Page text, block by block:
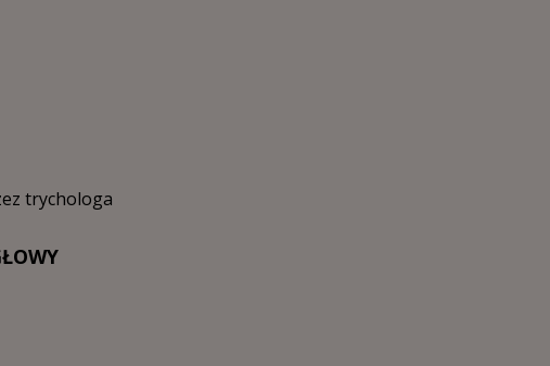
trychologa